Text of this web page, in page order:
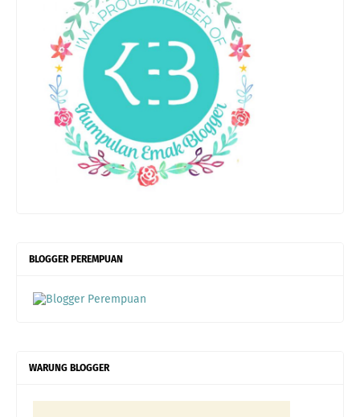
BLOGGER PEREMPUAN
WARUNG BLOGGER